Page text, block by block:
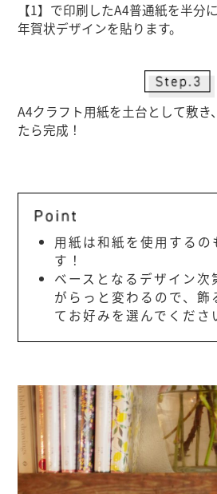
【1】で印刷したA4普通紙を半分
年賀状デザインを貼ります。
A4クラフト用紙を土台として敷き
たら完成！
用紙は和紙を使用するの
す！
ベースとなるデザイン次
がらっと変わるので、飾
てお好みを選んでくださ